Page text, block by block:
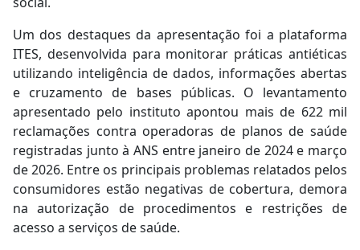
Um dos destaques da apresentação foi a plataforma
ITES, desenvolvida para monitorar práticas antiéticas
utilizando inteligência de dados, informações abertas
e cruzamento de bases públicas. O levantamento
apresentado pelo instituto apontou mais de 622 mil
reclamações contra operadoras de planos de saúde
registradas junto à ANS entre janeiro de 2024 e março
de 2026. Entre os principais problemas relatados pelos
consumidores estão negativas de cobertura, demora
na autorização de procedimentos e restrições de
acesso a serviços de saúde.